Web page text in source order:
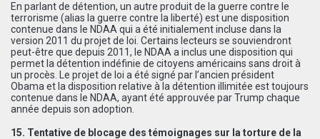
En parlant de détention, un autre produit de la guerre contre le
terrorisme (alias la guerre contre la liberté) est une disposition
contenue dans le NDAA qui a été initialement incluse dans la
version 2011 du projet de loi. Certains lecteurs se souviendront
peut-être que depuis 2011, le NDAA a inclus une disposition qui
permet la détention indéfinie de citoyens américains sans droit à
un procès. Le projet de loi a été signé par l’ancien président
Obama et la disposition relative à la détention illimitée est toujours
contenue dans le NDAA, ayant été approuvée par Trump chaque
année depuis son adoption.
15. Tentative de blocage des témoignages sur la torture de la